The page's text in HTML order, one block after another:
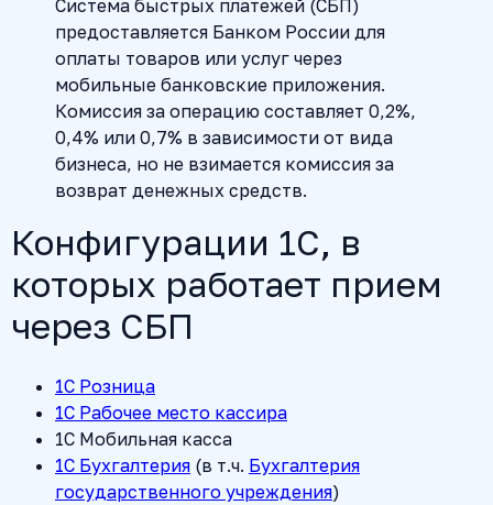
Система быстрых платежей (СБП)
предоставляется Банком России для
оплаты товаров или услуг через
мобильные банковские приложения.
Комиссия за операцию составляет 0,2%,
0,4% или 0,7% в зависимости от вида
бизнеса, но не взимается комиссия за
возврат денежных средств.
Конфигурации 1С, в
которых работает прием
через СБП
1С Розница
1С Рабочее место кассира
1С Мобильная касса
1C Бухгалтерия (в т.ч. Бухгалтерия
государственного учреждения)